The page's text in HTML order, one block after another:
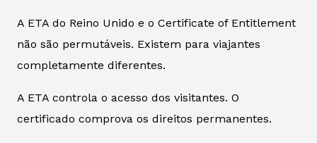
A ETA do Reino Unido e o Certificate of Entitlement
não são permutáveis. Existem para viajantes
completamente diferentes.
A ETA controla o acesso dos visitantes. O
certificado comprova os direitos permanentes.